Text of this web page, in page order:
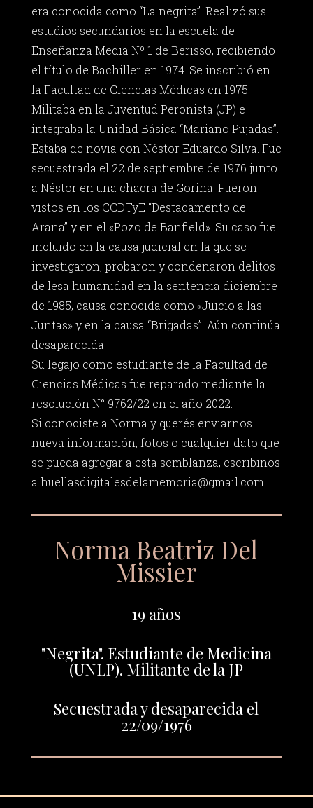
era conocida como “La negrita”. Realizó sus
estudios secundarios en la escuela de
Enseñanza Media Nº 1 de Berisso, recibiendo
el título de Bachiller en 1974. Se inscribió en
la Facultad de Ciencias Médicas en 1975.
Militaba en la Juventud Peronista (JP) e
integraba la Unidad Básica “Mariano Pujadas”.
Estaba de novia con Néstor Eduardo Silva. Fue
secuestrada el 22 de septiembre de 1976 junto
a Néstor en una chacra de Gorina. Fueron
vistos en los CCDTyE “Destacamento de
Arana” y en el «Pozo de Banfield». Su caso fue
incluido en la causa judicial en la que se
investigaron, probaron y condenaron delitos
de lesa humanidad en la sentencia diciembre
de 1985, causa conocida como «Juicio a las
Juntas» y en la causa “Brigadas”. Aún continúa
desaparecida.
Su legajo como estudiante de la Facultad de
Ciencias Médicas fue reparado mediante la
resolución N° 9762/22 en el año 2022.
Si conociste a Norma y querés enviarnos
nueva información, fotos o cualquier dato que
se pueda agregar a esta semblanza, escribinos
a huellasdigitalesdelamemoria@gmail.com
Norma Beatriz Del
Missier
19 años
"Negrita". Estudiante de Medicina
(UNLP). Militante de la JP
Secuestrada y desaparecida el
22/09/1976